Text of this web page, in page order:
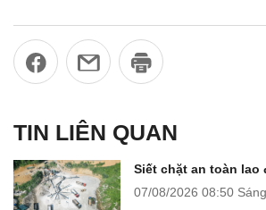
TIN LIÊN QUAN
Siết chặt an toàn lao
07/08/2026 08:50 Sáng